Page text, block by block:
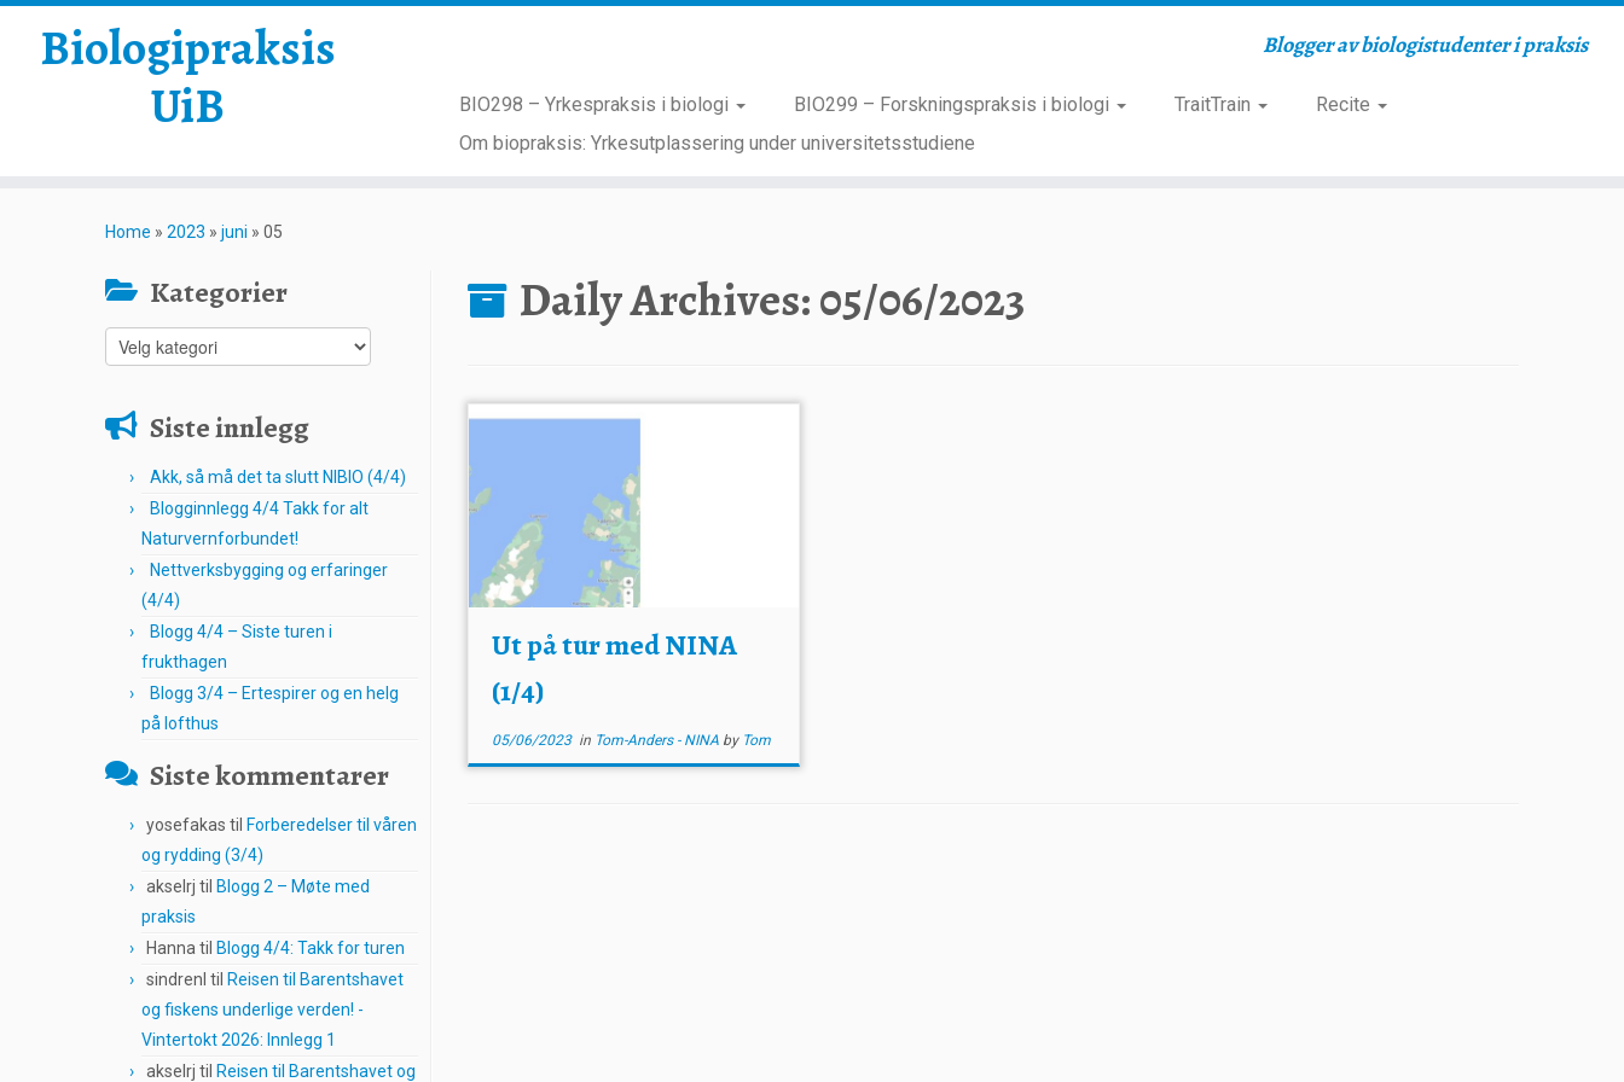
Biologipraksis
UiB
Blogger av biologistudenter i praksis
BIO298 – Yrkespraksis i biologi BIO299 – Forskningspraksis i biologi TraitTrain
Recite
Om biopraksis: Yrkesutplassering under universitetsstudiene
Home » 2023 » juni » 05
Kategorier
Kategorier
Siste innlegg
Akk, så må det ta slutt NIBIO (4/4)
Blogginnlegg 4/4 Takk for alt
Naturvernforbundet!
Nettverksbygging og erfaringer
(4/4)
Blogg 4/4 – Siste turen i
frukthagen
Blogg 3/4 – Ertespirer og en helg
på lofthus
Siste kommentarer
yosefakas til Forberedelser til våren
og rydding (3/4)
akselrj til Blogg 2 – Møte med
praksis
Hanna til Blogg 4/4: Takk for turen
sindrenl til Reisen til Barentshavet
og fiskens underlige verden! -
Vintertokt 2026: Innlegg 1
akselrj til Reisen til Barentshavet og
Daily Archives:05/06/2023
Ut på tur med NINA
(1/4)
05/06/2023in Tom-Anders - NINA by Tom